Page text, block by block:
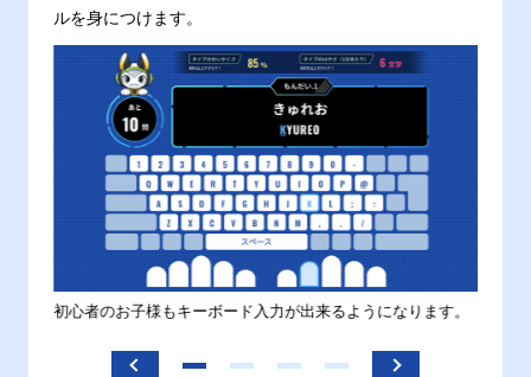
ルを身につけます。
初心者のお子様もキーボード入力が出来るようになります。